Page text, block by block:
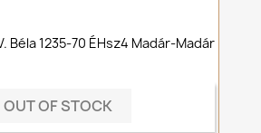
Béla 1235-70 ÉHsz4 Madár-Madár
OUT OF STOCK